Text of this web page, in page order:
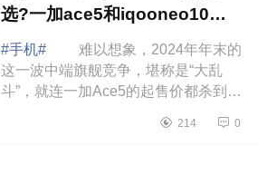
选?一加ace5和iqooneo10对
比哪个好
#手机#
难以想象，2024年年末的
这一波中端旗舰竞争，堪称是“大乱
斗”，就连一加Ace5的起售价都杀到了
样，这个时候，很多网友都开始纠结
214 0